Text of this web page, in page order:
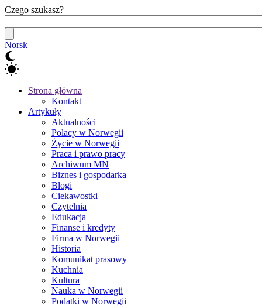
Czego szukasz?
Norsk
Strona główna
Kontakt
Artykuły
Aktualności
Polacy w Norwegii
Życie w Norwegii
Praca i prawo pracy
Archiwum MN
Biznes i gospodarka
Blogi
Ciekawostki
Czytelnia
Edukacja
Finanse i kredyty
Firma w Norwegii
Historia
Komunikat prasowy
Kuchnia
Kultura
Nauka w Norwegii
Podatki w Norwegii